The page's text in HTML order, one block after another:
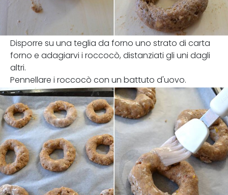
Disporre su una teglia da forno uno strato di carta
forno e adagiarvi i roccocò, distanziati gli uni dagli
altri.
Pennellare i roccocò con un battuto d'uovo.